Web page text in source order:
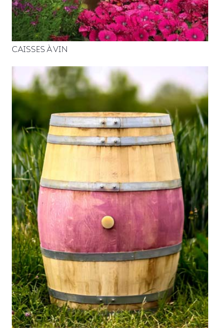
CAISSES À VIN